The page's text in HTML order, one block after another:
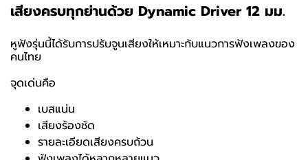
เสียงครบทุกย่านด้วย Dynamic Driver 12 มม.
หูฟังรุ่นนี้ได้รับการปรับจูนเสียงให้เหมาะกับแนวการฟังเพลงของ
คนไทย
จุดเด่นคือ
เบสแน่น
เสียงร้องชัด
รายละเอียดเสียงครบถ้วน